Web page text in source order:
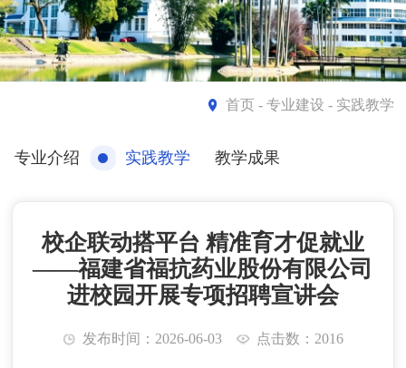
首页- 专业建设 - 实践教学
专业介绍 实践教学 教学成果
校企联动搭平台 精准育才促就业
——福建省福抗药业股份有限公司
进校园开展专项招聘宣讲会
发布时间：2026-06-03 点击数：2016